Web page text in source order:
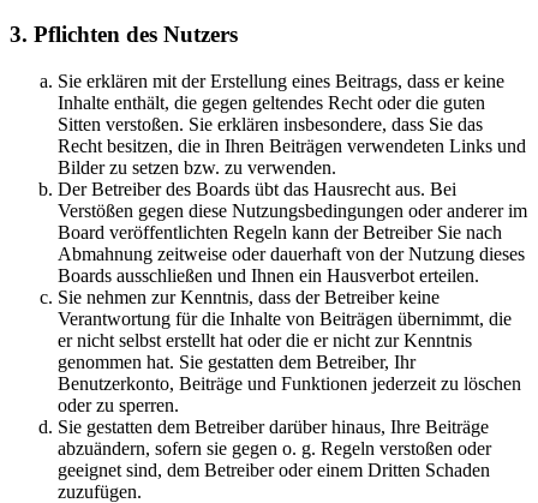
3. Pflichten des Nutzers
Sie erklären mit der Erstellung eines Beitrags, dass er keine
Inhalte enthält, die gegen geltendes Recht oder die guten
Sitten verstoßen. Sie erklären insbesondere, dass Sie das
Recht besitzen, die in Ihren Beiträgen verwendeten Links und
Bilder zu setzen bzw. zu verwenden.
Der Betreiber des Boards übt das Hausrecht aus. Bei
Verstößen gegen diese Nutzungsbedingungen oder anderer im
Board veröffentlichten Regeln kann der Betreiber Sie nach
Abmahnung zeitweise oder dauerhaft von der Nutzung dieses
Boards ausschließen und Ihnen ein Hausverbot erteilen.
Sie nehmen zur Kenntnis, dass der Betreiber keine
Verantwortung für die Inhalte von Beiträgen übernimmt, die
er nicht selbst erstellt hat oder die er nicht zur Kenntnis
genommen hat. Sie gestatten dem Betreiber, Ihr
Benutzerkonto, Beiträge und Funktionen jederzeit zu löschen
oder zu sperren.
Sie gestatten dem Betreiber darüber hinaus, Ihre Beiträge
abzuändern, sofern sie gegen o. g. Regeln verstoßen oder
geeignet sind, dem Betreiber oder einem Dritten Schaden
zuzufügen.